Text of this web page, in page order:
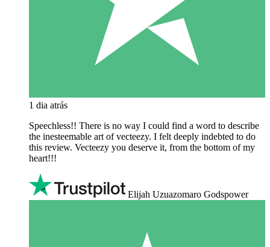
1 dia atrás
Speechless!! There is no way I could find a word to describe
the inesteemable art of vecteezy. I felt deeply indebted to do
this review. Vecteezy you deserve it, from the bottom of my
heart!!!
Elijah Uzuazomaro Godspower